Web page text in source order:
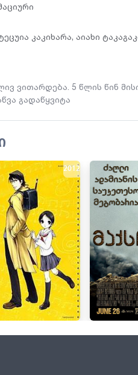
კაკიხარა, აიახი
ვითარდება. 5 წლის წინ
გადაწყვიტა
2012